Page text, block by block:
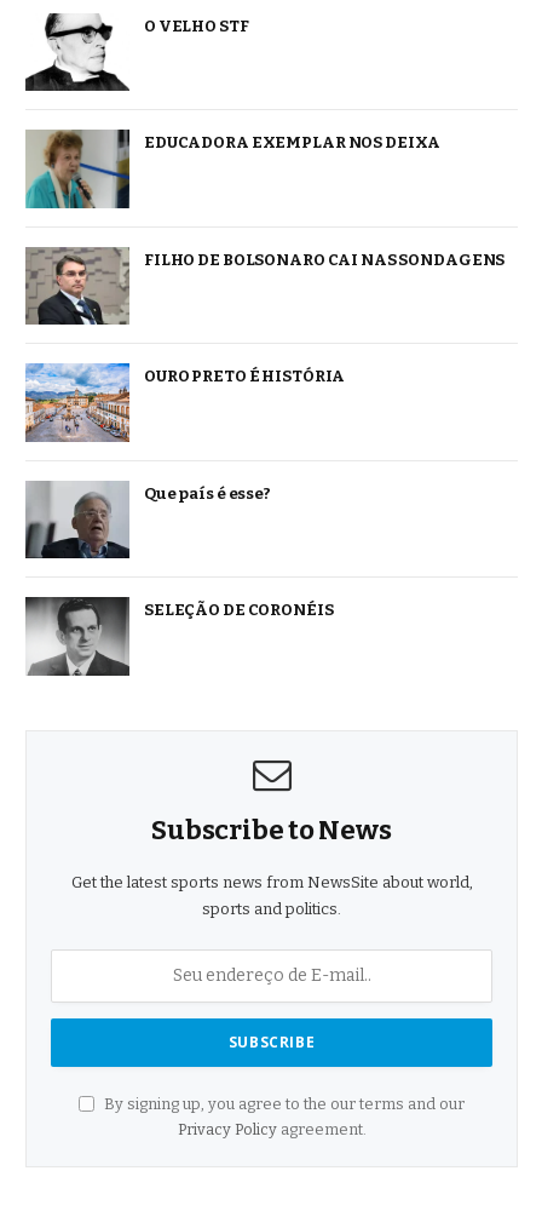
O VELHO STF
EDUCADORA EXEMPLAR NOS DEIXA
FILHO DE BOLSONARO CAI NAS SONDAGENS
OURO PRETO É HISTÓRIA
Que país é esse?
SELEÇÃO DE CORONÉIS
Subscribe to News
Get the latest sports news from NewsSite about world,
sports and politics.
By signing up, you agree to the our terms and our
Privacy Policyagreement.